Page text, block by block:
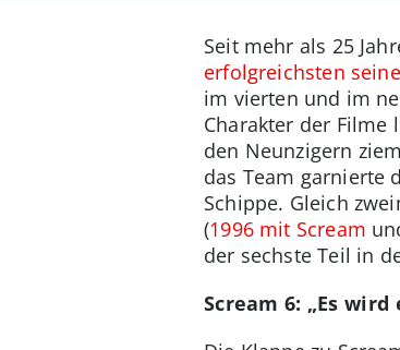
Seit mehr als 25
erfolgreichsten
im vierten und im
Charakter der Filme
den Neunzigern
das Team garnierte
Schippe. Gleich
(1996 mit Scream
der sechste Teil in
Scream 6: „Es